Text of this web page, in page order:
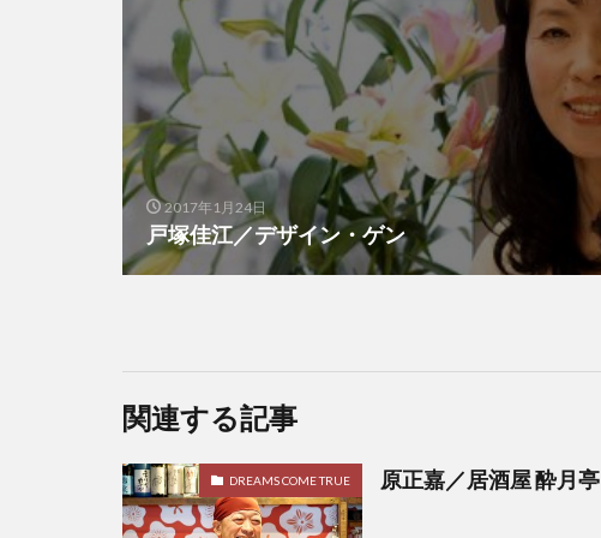
2017年1月24日
戸塚佳江／デザイン・ゲン
関連する記事
DREAMS COME TRUE 原正嘉／居酒屋 酔月亭